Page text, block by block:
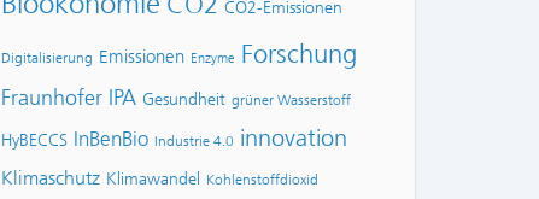
CO2-Emissionen
Digitalisierung Emissionen Enzyme Forschung
Fraunhofer IPA Gesundheit grüner Wasserstoff
HyBECCS InBenBio Industrie 4.0 innovation
Klimaschutz Klimawandel Kohlenstoffdioxid